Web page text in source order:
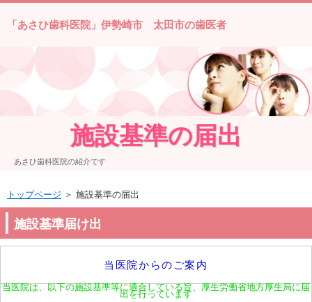
「あさひ歯科医院」伊勢崎市 太田市の歯医者
施設基準の届出
あさひ歯科医院の紹介です
トップページ ＞ 施設基準の届出
施設基準届け出
当医院からのご案内
当医院は、以下の施設基準等に適合している旨、厚生労働省地方厚生局に届
出を行っています